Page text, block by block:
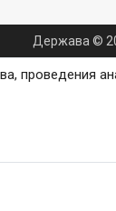
Держава ©
проведения